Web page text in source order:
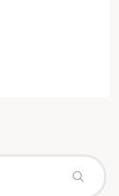
Search